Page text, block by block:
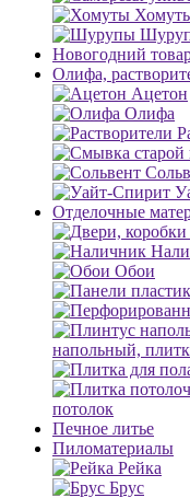
Новогодний
Олифа,
Ацетон
Олифа
Отделочные
Обои
напольный,
потолок
Печное литье
Пиломатериалы
Рейка
Брус